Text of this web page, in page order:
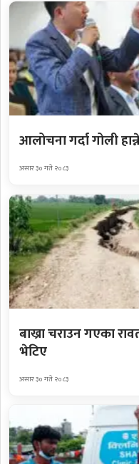
आलोचना गर्दा गोली
असार ३० गते २०८३
बाख्रा चराउन गएका
भेटिए
असार ३० गते २०८३